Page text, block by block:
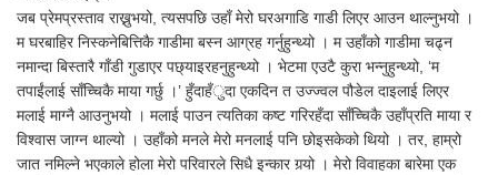
जब प्रेमप्रस्ताव राख्नुभयो, त्यसपछि उहाँ मेरो घरअगाडि गाडी लिएर आउन थाल्नुभयो ।
म घरबाहिर निस्कनेबित्तिकै गाडीमा बस्न आग्रह गर्नुहुन्थ्यो । म उहाँको गाडीमा चढ्न
नमान्दा बिस्तारै गाँडी गुडाएर पछ्याइरहनुहुन्थ्यो । भेटमा एउटै कुरा भन्नुहुन्थ्यो, ‘म
तपाईंलाई साँच्चिकै माया गर्छु ।’ हुँदाहँुदा एकदिन त उज्ज्वल पौडेल दाइलाई लिएर
मलाई माग्नै आउनुभयो । मलाई पाउन त्यतिका कष्ट गरिरहँदा साँच्चिकै उहाँप्रति माया र
विश्वास जाग्न थाल्यो । उहाँको मनले मेरो मनलाई पनि छोइसकेको थियो । तर, हाम्रो
जात नमिल्ने भएकाले होला मेरो परिवारले सिधै इन्कार गर्‍यो । मेरो विवाहका बारेमा एक